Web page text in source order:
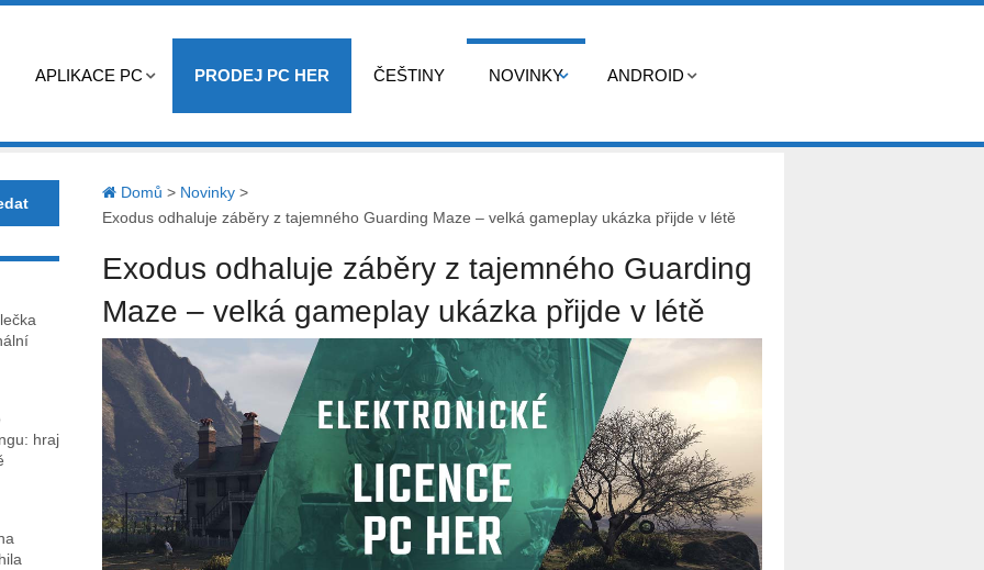
APLIKACE PC PRODEJ PC HER ČEŠTINY NOVINKY ANDROID
Domů > Novinky>
Exodus odhaluje záběry z tajemného Guarding Maze – velká gameplay ukázka přijde v létě
Exodus odhaluje záběry z tajemného Guarding
Maze – velká gameplay ukázka přijde v létě
hraj